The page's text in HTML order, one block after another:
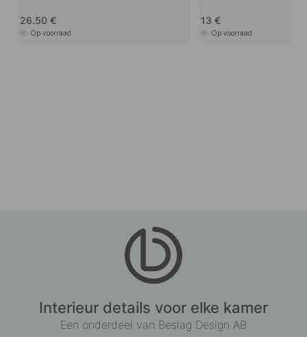
26.50
Op voorraad
13
Op voorraad
Interieur details voor elke kamer
Een onderdeel van Beslag Design AB